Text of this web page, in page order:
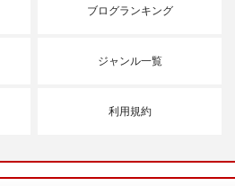
ブログランキング
ジャンル一覧
利用規約